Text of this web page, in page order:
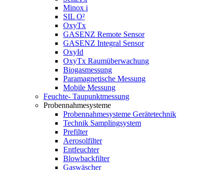
Minox i
SIL O²
OxyTx
GASENZ Remote Sensor
GASENZ Integral Sensor
OxyId
OxyTx Raumüberwachung
Biogasmessung
Paramagnetische Messung
Mobile Messung
Feuchte- Taupunktmessung
Probennahmesysteme
Probennahmesysteme Gerätetechnik
Technik Samplingsystem
Prefilter
Aerosolfilter
Entfeuchter
Blowbackfilter
Gaswäscher